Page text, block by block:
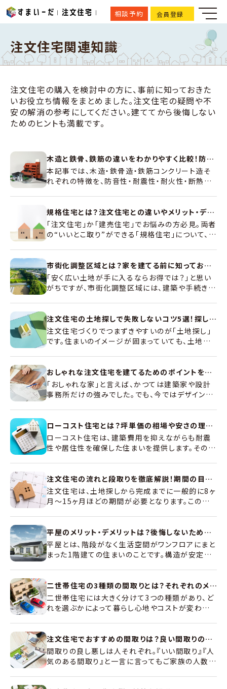
相談予約 会員登録
注文住宅関連知識
注文住宅の購入を検討中の方に、事前に知っておきた
いお役立ち情報をまとめました。注文住宅の疑問や不
安の解消の参考にしてください。建ててから後悔しない
ためのヒントも満載です。
木造と鉄骨、鉄筋の違いをわかりやすく比較！防音性・耐震性・耐火性・断熱性から考える住まいの選び方
本記事では、木造・鉄骨造・鉄筋コンクリート造そ
れぞれの特徴を、防音性・耐震性・耐火性・断熱性
して、ぜひお役立てください。
規格住宅とは？注文住宅との違いやメリット・デメリットを徹底解説
「注文住宅」か「建売住宅」でお悩みの方必見。両者
の“いいとこ取り”ができる「規格住宅」について、特
市街化調整区域とは？家を建てる前に知っておきたいメリット・デメリットと注意点
「安く広い土地が手に入るならお得では？」と思い
がちですが、市街化調整区域には、建築や手続きに
条件やメリット・デメリット、購入前のチェックポイン
トを整理します。
注文住宅の土地探しで失敗しないコツ5選！探し方の流れと注意点を徹底解説
注文住宅づくりでつまずきやすいのが「土地探し」
です。住まいのイメージが固まっていても、土地の
ります。本記事では、土地探しに入る前に決めてお
きたいこと、探し方の基本ステップ、判断で後悔し
ないためのポイントを整理して解説します。
おしゃれな注文住宅を建てるためのポイントを事例を交えて解説
「おしゃれな家」と言えば、かつては建築家や設計
事務所だけの強みでした。でも、今ではデザインに
ントさえ押えれば、デザイン性の高いおしゃれな家
をコストパフォーマンスよく建てることが可能です。
ローコスト住宅とは？坪単価の相場や安さの理由・メリットデメリットを解説
ローコスト住宅は、建築費用を抑えながらも耐震
性や居住性を確保した住まいを提供します。その価
は、ローコスト住宅の魅力や仕組みをはじめ、メリ
ット・デメリットを詳しく解説し、予算内で理想の住
まいを実現するためのポイントもご紹介します。
注文住宅の流れと段取りを徹底解説！期間の目安や失敗しないための注意点
注文住宅は、土地探しから完成までに一般的に8ヶ
月～15ヶ月ほどの期間が必要となります。この長
べきか」を明確に理解しておくことが重要です。本
記事では、2026年現在の最新情報を基に、後悔し
ない家づくりを実現するための流れを分かりやす
く解説します。
平屋のメリット・デメリットは？後悔しないためのポイントも解説
平屋とは、階段がなく生活空間がワンフロアにまと
まった1階建ての住まいのことです。構造が安定し
れています。この記事では平屋のメリットやデメリッ
ト、後悔しないためのポイントを解説します。
二世帯住宅の3種類の間取りとは？それぞれのメリットデメリットや間取り例を紹介
二世帯住宅には大きく分けて3つの種類があり、ど
れを選ぶかによって暮らし心地やコストが変わりま
な実例とともに解説します。
注文住宅でおすすめの間取りは？良い間取りのポイントを紹介！
間取りの良し悪しは人それぞれ。『いい間取り』『人
気のある間取り』と一言に言ってもご家族の人数や